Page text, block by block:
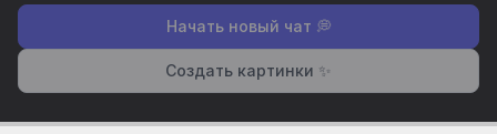
Начать новый чат 💭
Создать картинки ✨